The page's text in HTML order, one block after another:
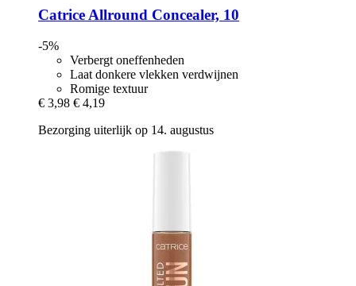
Catrice Allround Concealer, 10
-5%
Verbergt oneffenheden
Laat donkere vlekken verdwijnen
Romige textuur
€ 3,98 € 4,19
Bezorging uiterlijk op 14. augustus